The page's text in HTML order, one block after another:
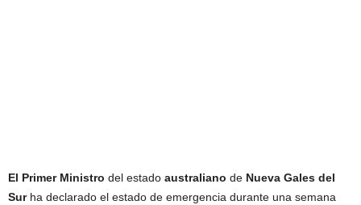
El Primer Ministro del estado australiano de Nueva Gales del
Surha declarado el estado de emergencia durante una semana